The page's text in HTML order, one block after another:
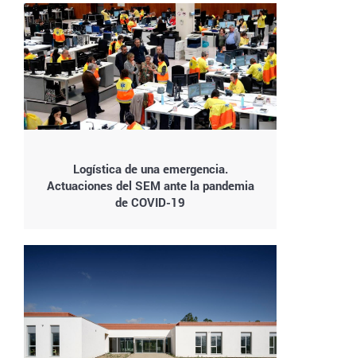
Logística de una emergencia.
Actuaciones del SEM ante la pandemia
de COVID-19